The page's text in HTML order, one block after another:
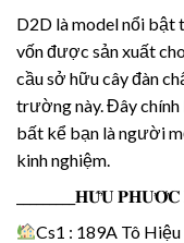
D2D là model nổi bật
vốn được sản xuất
cầu sở hữu cây đàn
trường này. Đây chính
bất kể bạn là người
kinh nghiệm.
_________𝐇𝐔̛̃𝐔 𝐏𝐇𝐔̛𝐎̛́𝐂
Cs1 : 189A Tô